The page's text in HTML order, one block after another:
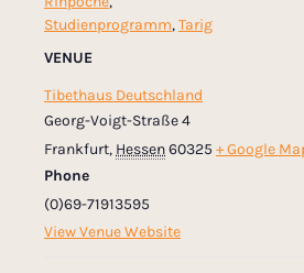
Studienprogramm,Tarig
VENUE
Tibethaus Deutschland
Georg-Voigt-Straße 4
Frankfurt, Hessen60325 + Google
Phone
(0)69-71913595
View Venue Website